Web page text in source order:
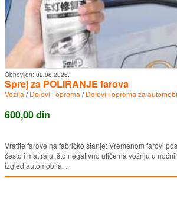
Obnovljen: 02.08.2026.
Sprej za POLIRANJE farova
Vozila /Delovi i oprema /Delovi i oprema za
600,00 din
Vratite farove na fabričko stanje: Vremenom farovi
često i matiraju, što negativno utiče na vožnju u
izgled automobila. ...